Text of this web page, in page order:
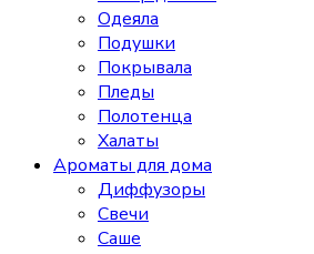
Одеяла
Подушки
Покрывала
Пледы
Полотенца
Халаты
Ароматы для дома
Диффузоры
Свечи
Cаше